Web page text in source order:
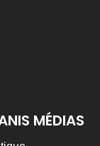
MÉDIAS